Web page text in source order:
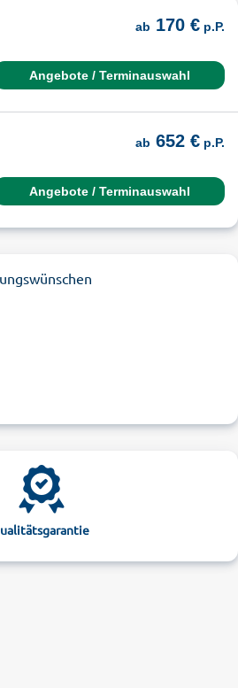
ab 170 € p.P.
Angebote / Terminauswahl
ab 652 € p.P.
Angebote / Terminauswahl